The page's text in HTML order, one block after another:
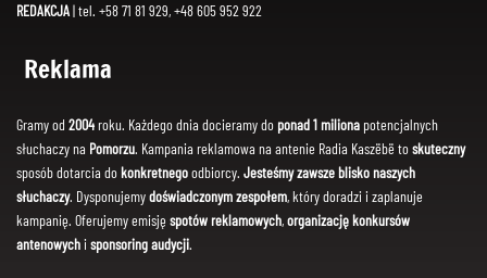
REDAKCJA| tel. +58 71 81 929, +48 605 952 922
Reklama
Gramy od 2004roku. Każdego dnia docieramy do ponad 1 miliona potencjalnych
słuchaczy na Pomorzu. Kampania reklamowa na antenie Radia Kaszëbë toskuteczny
sposób dotarcia dokonkretnegoodbiorcy. Jesteśmy zawsze blisko naszych
słuchaczy. Dysponujemydoświadczonym zespołem, który doradzi i zaplanuje
kampanię. Oferujemy emisję spotów reklamowych,organizację konkursów
antenowychi sponsoring audycji.